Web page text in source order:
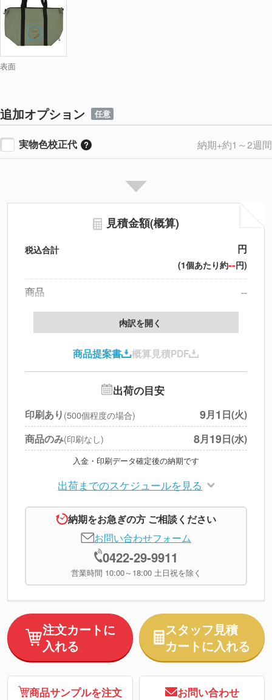
表面
追加オプション 任意
実物色校正代 納期+約1～2週間
見積金額(概算)
税込合計 円
(1個あたり約--円)
商品
--
製版代
印刷代
北海道・沖縄・離島 別途
円
※上記小計は税別です
内訳を開く
商品提案書 概算見積PDF
出荷の目安
印刷あり (500個程度の場合) 9月1 日(火)
商品のみ(印刷なし) 8月19日(水)
入金・印刷データ確定後の納期です
出荷までのスケジュールを見る
納期をお急ぎの方 ご相談ください
お問い合わせフォーム
0422-29-9911
営業時間 10:00～18:00 土日祝を除く
注文カートに
入れる
スタッフ見積
カートに入れる
商品サンプルを注文 お問い合わせ